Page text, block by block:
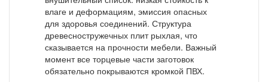
влаге и деформациям, эмиссия опасных
для здоровья соединений. Структура
древесностружечных плит рыхлая, что
сказывается на прочности мебели. Важный
момент все торцевые части заготовок
обязательно покрываются кромкой ПВХ.